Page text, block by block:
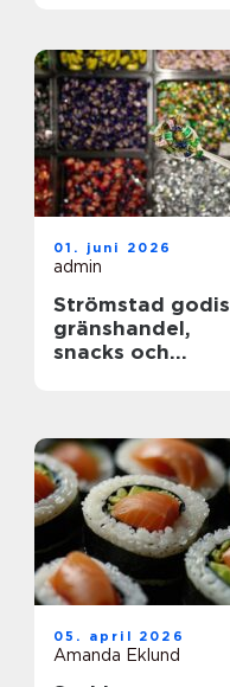
01. juni 2026
admin
Strömstad godis
gränshandel,
snacks och
05. april 2026
Amanda Eklund